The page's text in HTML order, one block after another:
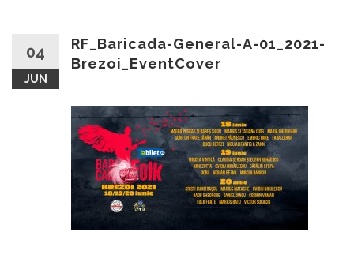
04
JUN
RF_Baricada-General-A-01_2021-
Brezoi_EventCover